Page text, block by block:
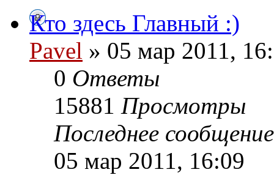
Кто здесь Главный :)
Pavel » 05 мар 2011,
0 Ответы
15881 Просмотры
Последнее
05 мар 2011, 16:09